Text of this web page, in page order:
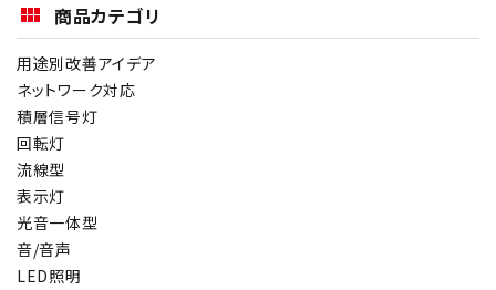
商品カテゴリ
用途別改善アイデア
ネットワーク対応
積層信号灯
回転灯
流線型
表示灯
光音一体型
音/音声
LED照明